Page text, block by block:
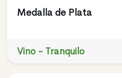
Medalla de Plata
Vino - Tranquilo